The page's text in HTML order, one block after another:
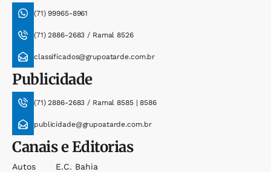
(71) 99965-8961
(71) 2886-2683 / Ramal 8526
classificados@grupoatarde.com.br
Publicidade
(71) 2886-2683 / Ramal 8585 | 8586
publicidade@grupoatarde.com.br
Canais e Editorias
Autos
E.c. Bahia